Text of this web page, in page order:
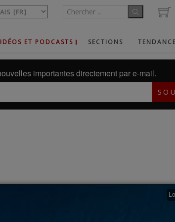
ET PODCASTS SECTIONS
importantes directement par e-mail.